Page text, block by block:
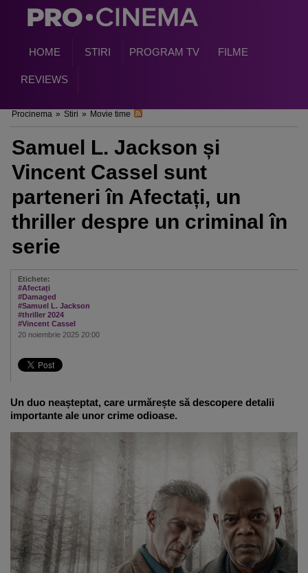
HOME STIRI PROGRAM TV FILME
REVIEWS
Procinema » Stiri » Movie time
Samuel L. Jackson și
Vincent Cassel sunt
parteneri în Afectați, un
thriller despre un criminal în
serie
Etichete:
#Afectați
#Damaged
#Samuel L. Jackson
#thriller 2024
#Vincent Cassel
20 noiembrie 2025 20:00
Un duo neașteptat, care urmărește să descopere detalii
importante ale unor crime odioase.